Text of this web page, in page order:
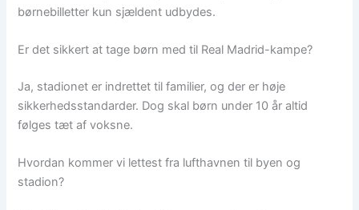
børnebilletter kun sjældent udbydes.
Er det sikkert at tage børn med til Real Madrid-kampe?
Ja, stadionet er indrettet til familier, og der er høje
sikkerhedsstandarder. Dog skal børn under 10 år altid
følges tæt af voksne.
Hvordan kommer vi lettest fra lufthavnen til byen og
stadion?